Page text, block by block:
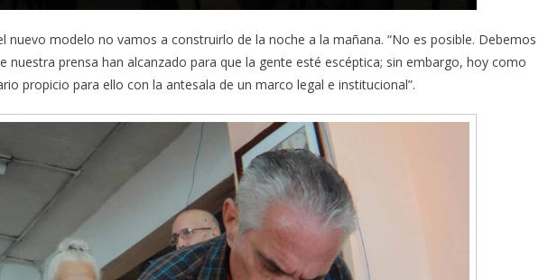
nuevo modelo no vamos a construirlo de la noche a la mañana. “No es posible. Debemos
nuestra prensa han alcanzado para que la gente esté escéptica; sin embargo, hoy como
propicio para ello con la antesala de un marco legal e institucional”.